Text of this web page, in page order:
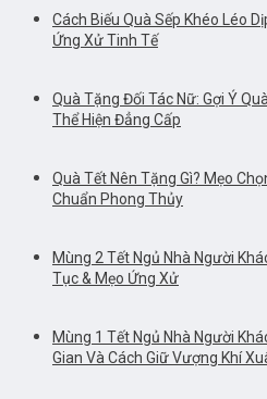
Cách Biếu Quà Sếp Khéo Léo
Ứng Xử Tinh Tế
Quà Tặng Đối Tác Nữ: Gợi Ý
Thể Hiện Đẳng Cấp
Quà Tết Nên Tặng Gì? Mẹo
Chuẩn Phong Thủy
Mùng 2 Tết Ngủ Nhà Người
Tục & Mẹo Ứng Xử
Mùng 1 Tết Ngủ Nhà Người
Gian Và Cách Giữ Vượng Khí